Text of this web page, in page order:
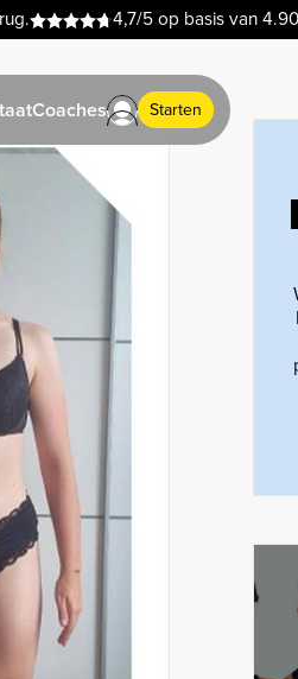
4,7/5 op basis van
Coaches Starten